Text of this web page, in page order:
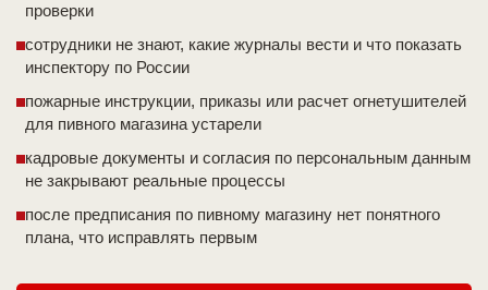
проверки
сотрудники не знают, какие журналы вести и что показать
инспектору по России
пожарные инструкции, приказы или расчет огнетушителей
для пивного магазина устарели
кадровые документы и согласия по персональным данным
не закрывают реальные процессы
после предписания по пивному магазину нет понятного
плана, что исправлять первым